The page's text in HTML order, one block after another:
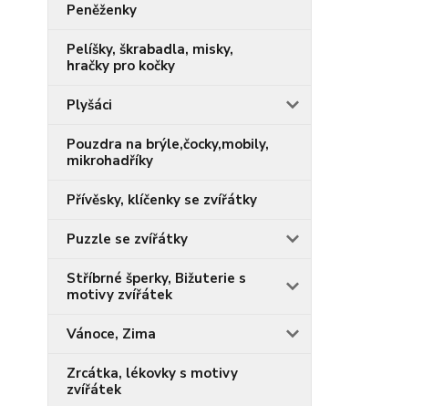
Peněženky
Pelíšky, škrabadla, misky,
hračky pro kočky
Plyšáci
Pouzdra na brýle,čocky,mobily,
mikrohadříky
Přívěsky, klíčenky se zvířátky
Puzzle se zvířátky
Stříbrné šperky, Bižuterie s
motivy zvířátek
Vánoce, Zima
Zrcátka, lékovky s motivy
zvířátek